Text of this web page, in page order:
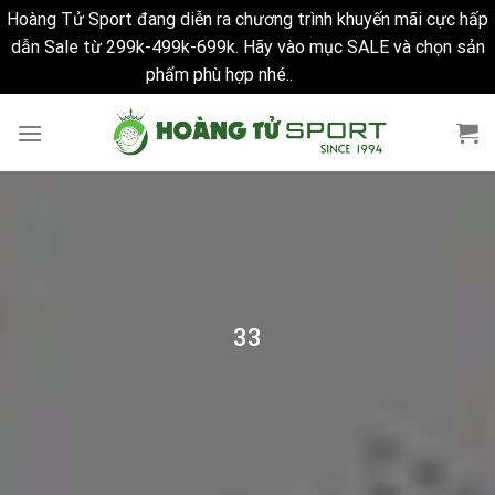
Hoàng Tử Sport đang diễn ra chương trình khuyến mãi cực hấp
dẫn Sale từ 299k-499k-699k. Hãy vào mục SALE và chọn sản
phẩm phù hợp nhé..
33